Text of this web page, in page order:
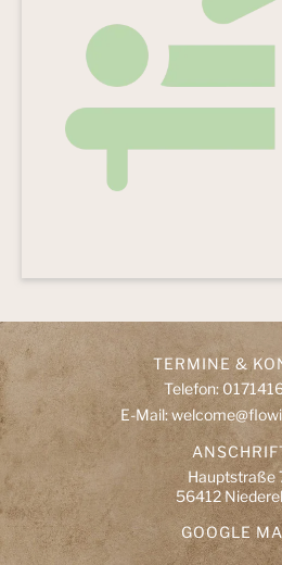
TERMINE &
Telefon:
E-Mail:
Hauptstraße
56412
GOOGLE